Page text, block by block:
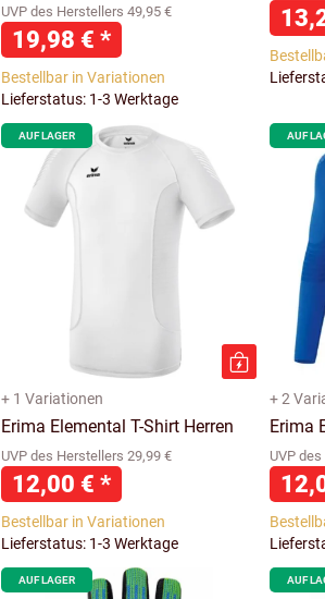
UVP des Herstellers 49,95 €
19,98 € *
Bestellbar in Variationen
Lieferstatus: 1-3 Werktage
AUF LAGER
+ 1 Variationen
Erima Elemental T-Shirt Herren
UVP des Herstellers 29,99 €
12,00 € *
Bestellbar in Variationen
Lieferstatus: 1-3 Werktage
AUF
+ 2
Erima
UVP
AUF LAGER AUF